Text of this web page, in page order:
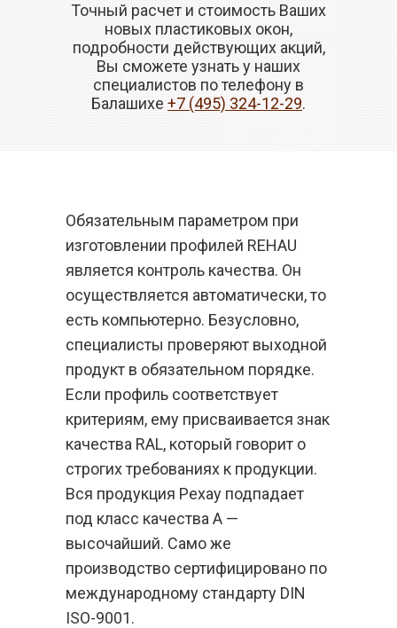
Точный расчет и стоимость Ваших
новых пластиковых окон,
подробности действующих акций,
Вы сможете узнать у наших
специалистов по телефону в
Балашихе +7 (495) 324-12-29.
Обязательным параметром при
изготовлении профилей REHAU
является контроль качества. Он
осуществляется автоматически, то
есть компьютерно. Безусловно,
специалисты проверяют выходной
продукт в обязательном порядке.
Если профиль соответствует
критериям, ему присваивается знак
качества RAL, который говорит о
строгих требованиях к продукции.
Вся продукция Рехау подпадает
под класс качества А —
высочайший. Само же
производство сертифицировано по
международному стандарту DIN
ISO-9001.